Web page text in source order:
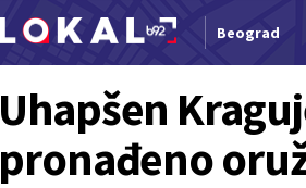
Beograd
Uhapšen
pronađeno